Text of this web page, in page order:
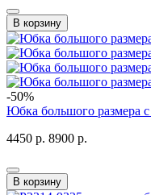
В корзину
-50%
Юбка большого размера
4450 р. 8900 р.
В корзину